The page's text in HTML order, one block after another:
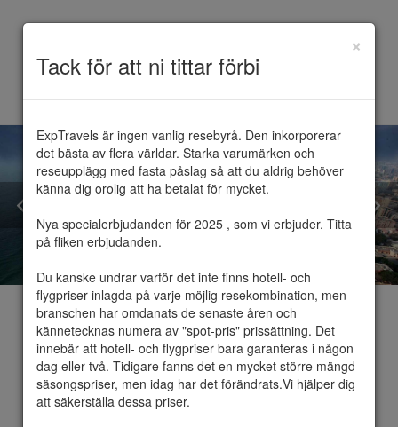
Tack för att ni tittar förbi
×
ExpTravels är ingen vanlig resebyrå. Den inkorporerar
det bästa av flera världar. Starka varumärken och
reseupplägg med fasta påslag så att du aldrig behöver
känna dig orolig att ha betalat för mycket.
Nya specialerbjudanden för 2025 , som vi erbjuder. Titta
på fliken erbjudanden.
Du kanske undrar varför det inte finns hotell- och
flygpriser inlagda på varje möjlig resekombination, men
branschen har omdanats de senaste åren och
kännetecknas numera av "spot-pris" prissättning. Det
innebär att hotell- och flygpriser bara garanteras i någon
dag eller två. Tidigare fanns det en mycket större mängd
säsongspriser, men idag har det förändrats.Vi hjälper dig
att säkerställa dessa priser.
Ajman